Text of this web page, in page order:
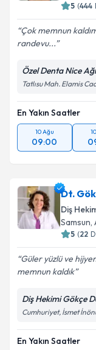
5 (444
Çok memnun
randevu...
Özel Denta Nice
Tatlısu Mah. Elamis
En Yakın Saatler
10 Ağu
09:00
Dt.
Diş
Samsun,
5 (22
Güler yüzlü ve
memnun kaldık
Diş Hekimi Gökçe
Cumhuriyet, İsmet
En Yakın Saatler